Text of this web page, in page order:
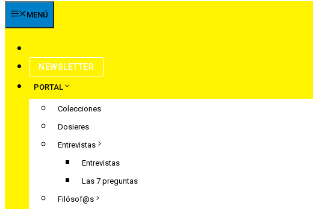
MENÚ
NEWSLETTER
PORTAL
Colecciones
Dosieres
Entrevistas
Entrevistas
Las 7 preguntas
Filósof@s